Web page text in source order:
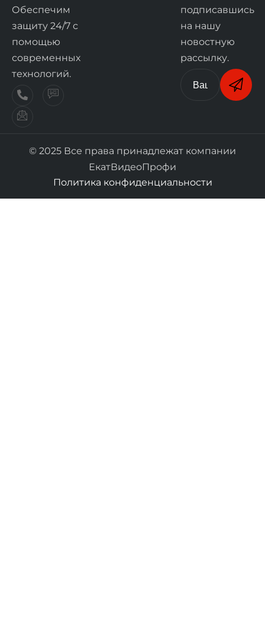
Обеспечим
защиту 24/7 с
помощью
современных
технологий.
подписавшись
на нашу
новостную
рассылку.
© 2025 Все права принадлежат компании
ЕкатВидеоПрофи
Политика конфиденциальности